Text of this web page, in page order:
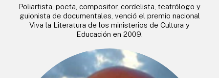
Poliartista, poeta, compositor, cordelista, teatrólogo y
guionista de documentales, venció el premio nacional
Viva la Literatura de los ministerios de Cultura y
Educación en 2009.